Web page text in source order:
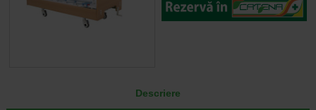
Descriere